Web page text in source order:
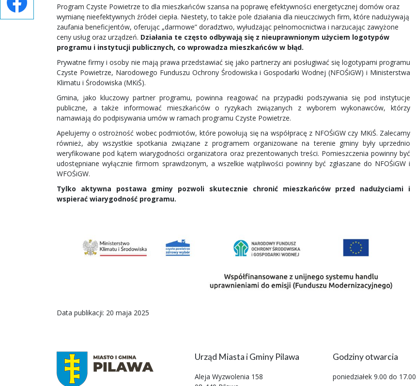
Program Czyste Powietrze to dla mieszkańców szansa na poprawę efektywności energetycznej domów oraz
wymianę nieefektywnych źródeł ciepła. Niestety, to także pole działania dla nieuczciwych firm, które nadużywają
zaufania beneficjentów, oferując „darmowe” doradztwo, wyłudzając pełnomocnictwa i narzucając zawyżone
ceny usług oraz urządzeń. Działania te często odbywają się z nieuprawnionym użyciem logotypów
programu i instytucji publicznych, co wprowadza mieszkańców w błąd.
Prywatne firmy i osoby nie mają prawa przedstawiać się jako partnerzy ani posługiwać się logotypami programu
Czyste Powietrze, Narodowego Funduszu Ochrony Środowiska i Gospodarki Wodnej (NFOŚiGW) i Ministerstwa
Klimatu i Środowiska (MKiŚ).
Gmina, jako kluczowy partner programu, powinna reagować na przypadki podszywania się pod instytucje
publiczne, a także informować mieszkańców o ryzykach związanych z wyborem wykonawców, którzy
namawiają do podpisywania umów w ramach programu Czyste Powietrze.
Apelujemy o ostrożność wobec podmiotów, które powołują się na współpracę z NFOŚiGW czy MKiŚ. Zalecamy
również, aby wszystkie spotkania związane z programem organizowane na terenie gminy były uprzednio
weryfikowane pod kątem wiarygodności organizatora oraz prezentowanych treści. Pomieszczenia powinny być
udostępniane wyłącznie firmom sprawdzonym, a wszelkie wątpliwości powinny być zgłaszane do NFOŚiGW i
WFOŚiGW.
Tylko aktywna postawa gminy pozwoli skutecznie chronić mieszkańców przed nadużyciami i
wspierać wiarygodność programu.
Data publikacji: 20 maja 2025
Urząd Miasta i Gminy Pilawa
Aleja Wyzwolenia 158
Godziny otwarcia
poniedziałek 9.00 do 17.00